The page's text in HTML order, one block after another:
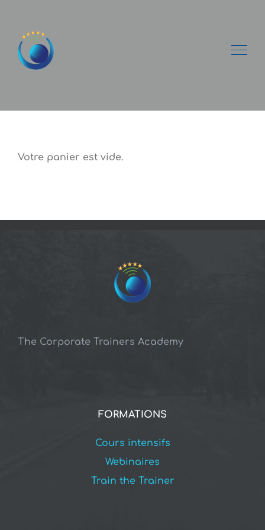
contenu
Votre panier est vide.
The Corporate Trainers Academy
FORMATIONS
Cours intensifs
Webinaires
Train the Trainer